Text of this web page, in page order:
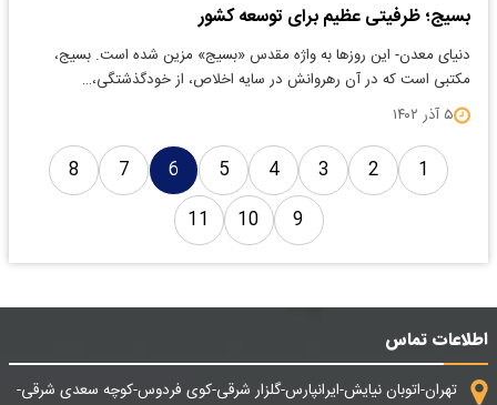
بسیج؛ ظرفیتی عظیم برای توسعه کشور
دنیای معدن- این روزها به واژه مقدس «بسیج» مزین شده است. بسیج،
مکتبی است که در آن رهروانش در سایه اخلاص، از خودگذشتگی،…
۵ آذر ۱۴۰۲
1
2
3
4
5
6
7
8
9
10
11
اطلاعات تماس
تهران-اتوبان نیایش-ایرانپارس-گلزار شرقی-کوی فردوس-کوچه سعدی شرقی-